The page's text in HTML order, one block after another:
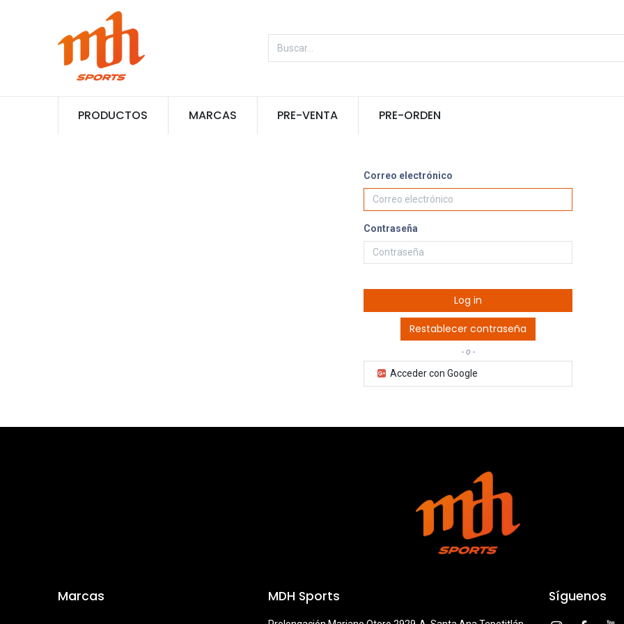
PRODUCTOS MARCAS PRE-VENTA PRE-ORDEN
Correo electrónico
Contraseña
Log in
Restablecer contraseña
- o -
Acceder con Google
Marcas MDH Sports Síguenos